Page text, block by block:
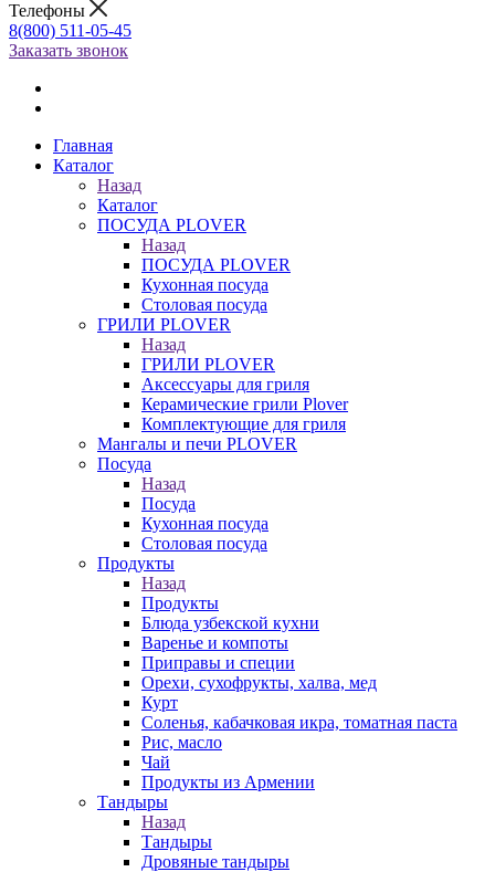
Телефоны
8(800) 511-05-45
Заказать звонок
Главная
Каталог
Назад
Каталог
ПОСУДА PLOVER
Назад
ПОСУДА PLOVER
Кухонная посуда
Столовая посуда
ГРИЛИ PLOVER
Назад
ГРИЛИ PLOVER
Аксессуары для гриля
Керамические грили Plover
Комплектующие для гриля
Мангалы и печи PLOVER
Посуда
Назад
Посуда
Кухонная посуда
Столовая посуда
Продукты
Назад
Продукты
Блюда узбекской кухни
Варенье и компоты
Приправы и специи
Орехи, сухофрукты, халва, мед
Курт
Соленья, кабачковая икра, томатная паста
Рис, масло
Чай
Продукты из Армении
Тандыры
Назад
Тандыры
Дровяные тандыры